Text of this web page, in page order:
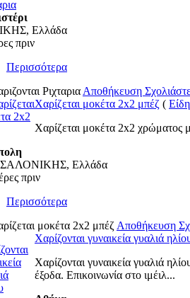
Ελλάδα
πριν
Περισσότερα
Αποθήκευση
Χαρίζεται μοκέτα 2x2 μπέζ (
Χαρίζεται μοκέτα 2x2 χρώματος
Ελλάδα
πριν
Περισσότερα
Αποθήκευση
Χαρίζονται γυναικεία γυαλιά
Χαρίζονται γυναικεία γυαλιά
έξοδα. Επικοινωνία στο ιμέιλ...